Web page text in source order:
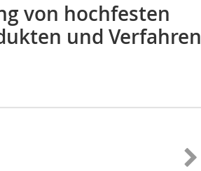
von hochfesten
und Verfahren